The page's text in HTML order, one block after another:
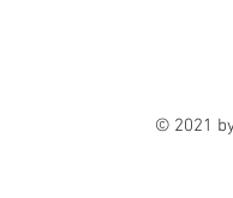
© 2021 by